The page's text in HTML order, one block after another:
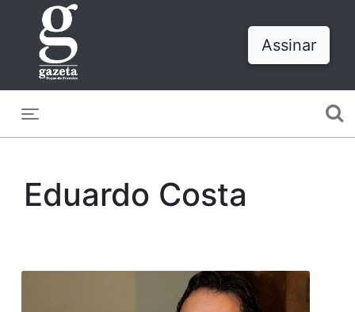
Assinar
Eduardo Costa